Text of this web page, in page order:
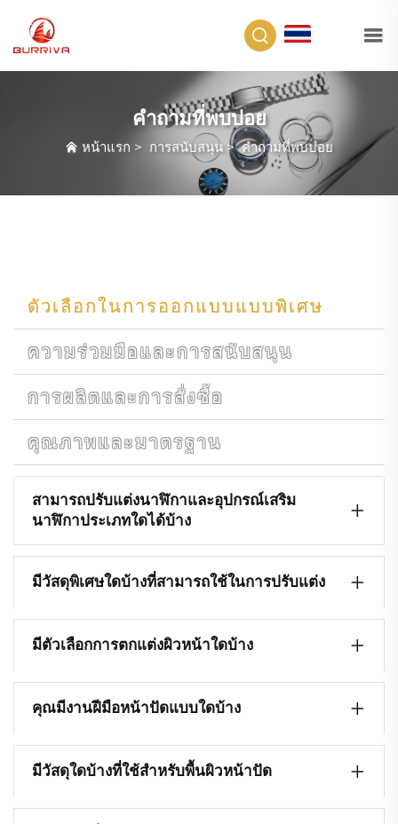
คำถามที่พบบ่อย
หน้าแรก > การสนับสนุน>คำถามที่พบบ่อย
ตัวเลือกในการออกแบบแบบพิเศษ
ความร่วมมือและการสนับสนุน
การผลิตและการสั่งซื้อ
คุณภาพและมาตรฐาน
สามารถปรับแต่งนาฬิกาและอุปกรณ์เสริม
นาฬิกาประเภทใดได้บ้าง
มีวัสดุพิเศษใดบ้างที่สามารถใช้ในการปรับแต่ง
มีตัวเลือกการตกแต่งผิวหน้าใดบ้าง
คุณมีงานฝีมือหน้าปัดแบบใดบ้าง
มีวัสดุใดบ้างที่ใช้สำหรับพื้นผิวหน้าปัด